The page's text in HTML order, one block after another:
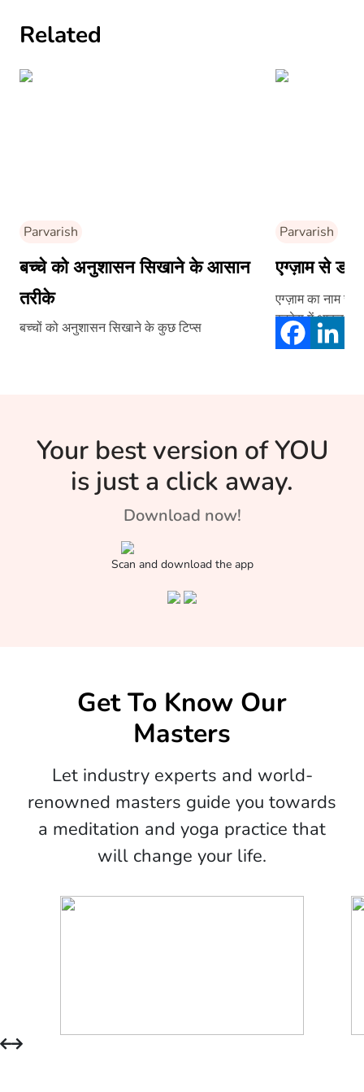
Related
Parvarish
बच्चे को अनुशासन सिखाने के आसान
तरीके
बच्चों को अनुशासन सिखाने के कुछ टिप्स
Parvarish
एग्ज़ाम से डर
एग्ज़ाम का नाम
स्ट्रेस में आकर
Your best version of YOU
is just a click away.
Download now!
Scan and download the app
Get To Know Our
Masters
Let industry experts and world-
renowned masters guide you towards
a meditation and yoga practice that
will change your life.